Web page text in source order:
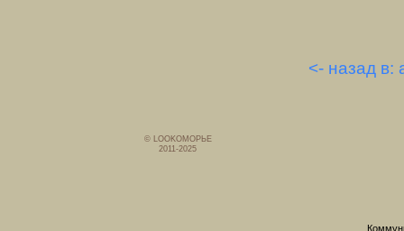
<- назад в:
© LOOKОМОРЬЕ
2011-2025